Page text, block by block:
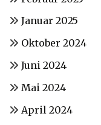
Januar 2025
Oktober 2024
Juni 2024
Mai 2024
April 2024